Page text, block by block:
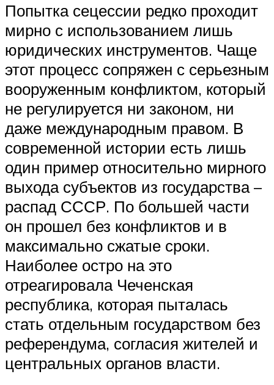
Попытка сецессии редко проходит
мирно с использованием лишь
юридических инструментов. Чаще
этот процесс сопряжен с серьезным
вооруженным конфликтом, который
не регулируется ни законом, ни
даже международным правом. В
современной истории есть лишь
один пример относительно мирного
выхода субъектов из государства –
распад СССР. По большей части
он прошел без конфликтов и в
максимально сжатые сроки.
Наиболее остро на это
отреагировала Чеченская
республика, которая пыталась
стать отдельным государством без
референдума, согласия жителей и
центральных органов власти.